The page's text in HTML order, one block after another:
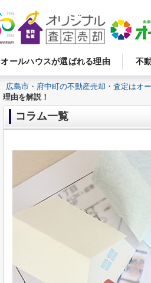
オールハウスが選ばれる理由 不
広島市・府中町の不動産売却・査定はオ
理由を解説！
コラム一覧